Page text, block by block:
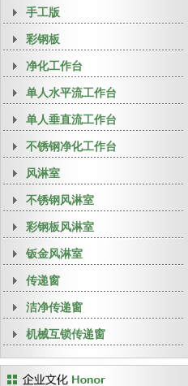
手工版
彩钢板
净化工作台
单人水平流工作台
单人垂直流工作台
不锈钢净化工作台
风淋室
不锈钢风淋室
彩钢板风淋室
钣金风淋室
传递窗
洁净传递窗
机械互锁传递窗